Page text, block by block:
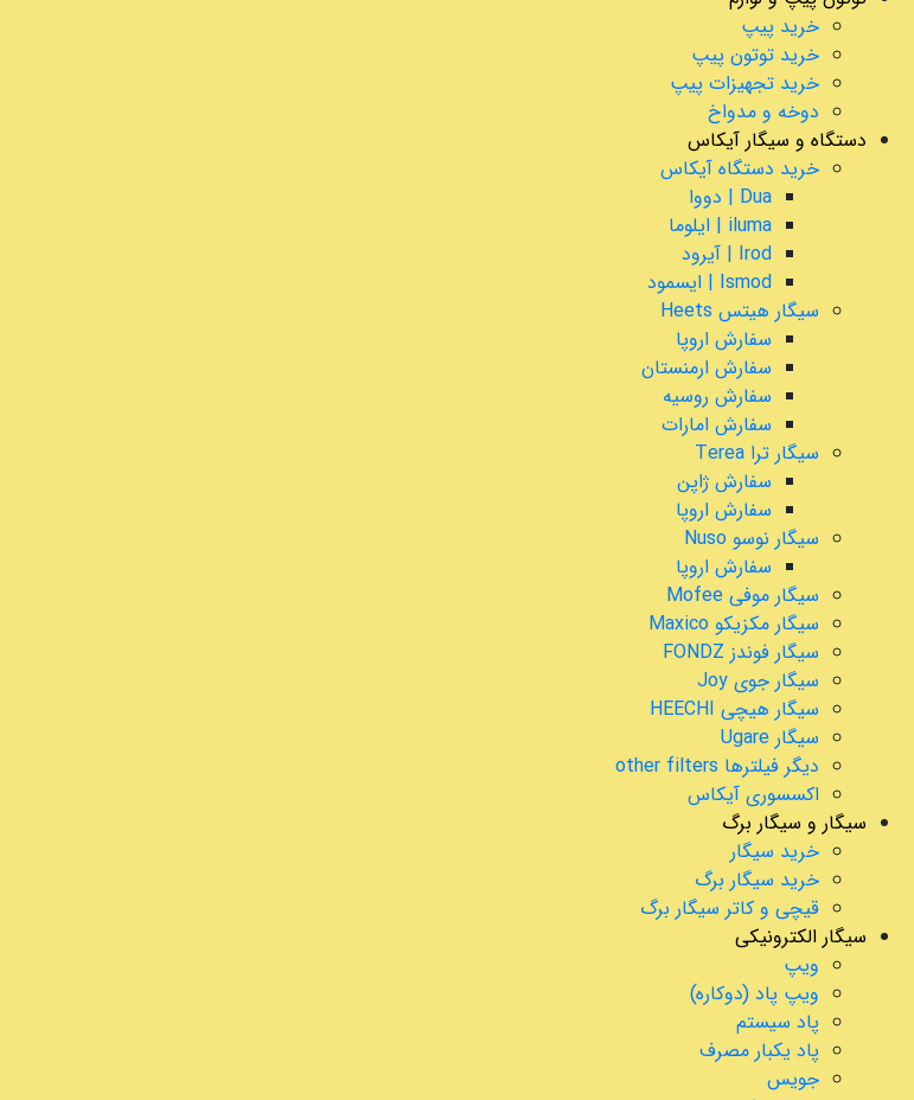
خرید پیپ
خرید توتون پیپ
خرید تجهیزات پیپ
دوخه و مدواخ
دستگاه و سیگار آیکاس
خرید دستگاه آیکاس
Dua | دووا
iluma | ایلوما
Irod | آیرود
Ismod | ایسمود
سیگار هیتس Heets
سفارش اروپا
سفارش ارمنستان
سفارش روسیه
سفارش امارات
سیگار ترا Terea
سفارش ژاپن
سفارش اروپا
سیگار نوسو Nuso
سفارش اروپا
سیگار موفی Mofee
سیگار مکزیکو Maxico
سیگار فوندز FONDZ
سیگار جوی Joy
سیگار هیچی HEECHI
سیگار Ugare
دیگر فیلترها other filters
اکسسوری آیکاس
سیگار و سیگار برگ
خرید سیگار
خرید سیگار برگ
قیچی و کاتر سیگار برگ
سیگار الکترونیکی
ویپ
ویپ پاد (دوکاره)
پاد سیستم
پاد یکبار مصرف
جویس